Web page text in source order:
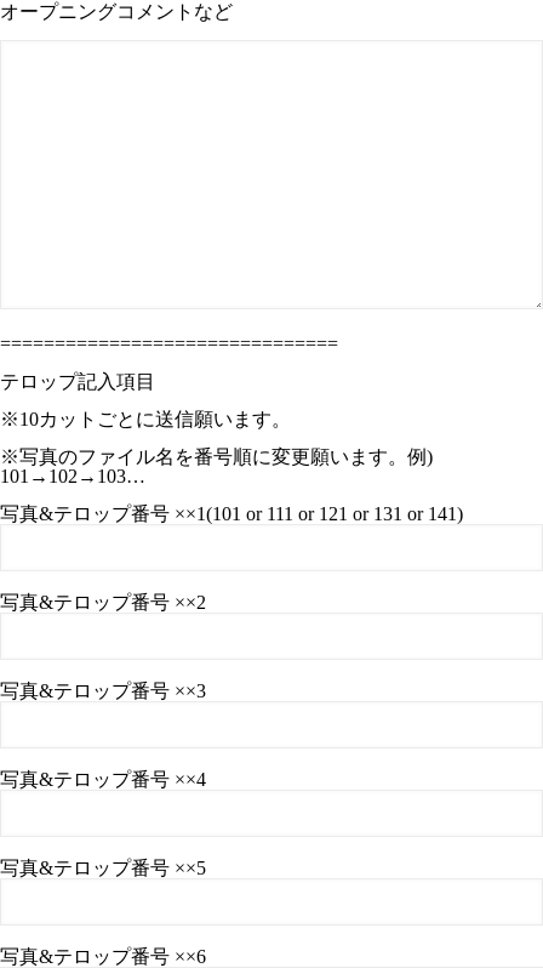
オープニングコメントなど
===============================
テロップ記入項目
※10カットごとに送信願います。
※写真のファイル名を番号順に変更願います。例)
101→102→103…
写真&テロップ番号 ××1(101 or 111 or 121 or 131 or 141)
写真&テロップ番号 ××2
写真&テロップ番号 ××3
写真&テロップ番号 ××4
写真&テロップ番号 ××5
写真&テロップ番号 ××6